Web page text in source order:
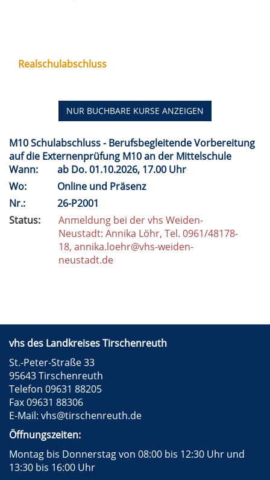
Realschulabschluss
NUR BUCHBARE KURSE ANZEIGEN
M10 Schulabschluss - Berufsbegleitende Vorbereitung
auf die Externenprüfung M10 an der Mittelschule
Wann:
ab Do.01.10.2026, 17.00 Uhr
Wo:
Online und Präsenz
Nr.:
26-P2001
Status:
Anmeldung bei der vhs Weiden-
Neustadt: Annika Löhr, Tel. 0961/48178-
18, annika.loehr@vhs-weiden-
neustadt.de
vhs des Landkreises Tirschenreuth
St.-Peter-Straße 33
95643 Tirschenreuth
Telefon 09631 88205
Fax 09631 88306
E-Mail: vhs@tirschenreuth.de
Öffnungszeiten:
Montag bis Donnerstag von 08:00 bis 12:30 Uhr und
13:30 bis 16:00 Uhr